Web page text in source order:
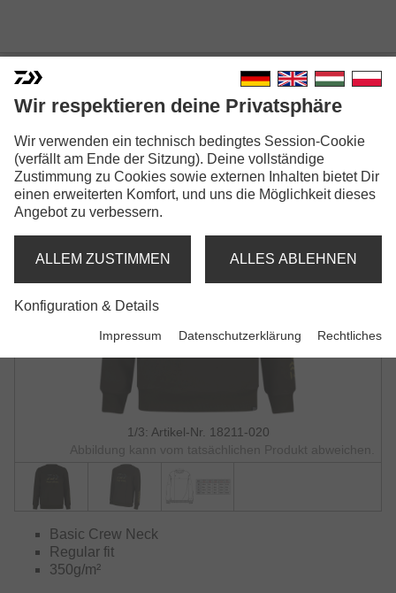
DAIWA D-VEC CREW NECK
ZANDER
SWEATSHIRT | DARK OLIVE
1/3: Artikel-Nr. 18211-020
Abbildung kann vom tatsächlichen Produkt abweichen.
Basic Crew Neck
Regular fit
350g/m²
Wir respektieren deine Privatsphäre
Wir verwenden ein technisch bedingtes Session-Cookie
(verfällt am Ende der Sitzung). Deine vollständige
Zustimmung zu Cookies sowie externen Inhalten bietet Dir
einen erweiterten Komfort, und uns die Möglichkeit dieses
Angebot zu verbessern.
ALLEM ZUSTIMMEN ALLES ABLEHNEN
Konfiguration & Details
Impressum Datenschutzerklärung Rechtliches